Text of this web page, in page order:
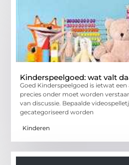
Kinderspeelgoed: wat valt
Goed Kinderspeelgoed is ietwat
precies onder moet worden
van discussie. Bepaalde
gecategoriseerd worden
Kinderen